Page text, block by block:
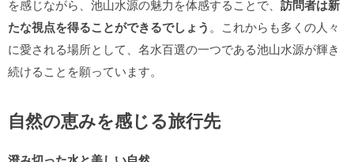
を感じながら、池山水源の魅力を体感することで、 訪問者は新
たな視点を得ることができるでしょう 。これからも多くの人々
に愛される場所として、名水百選の一つである池山水源が輝き
続けることを願っています。
自然の恵みを感じる旅行先